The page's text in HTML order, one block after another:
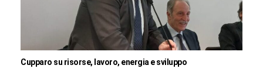
Cupparo su risorse, lavoro, energia e sviluppo